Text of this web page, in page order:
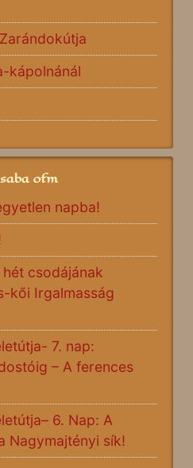
kápolnánál
ofm
napba!
csodájának
kői Irgalmasság
7. nap:
– A ferences
6. Nap: A
Nagymajtényi sík!